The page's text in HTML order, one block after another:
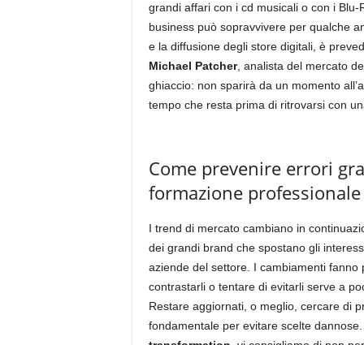
grandi affari con i cd musicali o con i
business può sopravvivere per qualche
e la diffusione degli store digitali, è
Michael Patcher, analista del mercato
ghiaccio: non sparirà da un momento
tempo che resta prima di ritrovarsi con
Come prevenire errori
formazione
I trend di mercato cambiano in
dei grandi brand che spostano gli
aziende del settore. I cambiamenti
contrastarli o tentare di evitarli serve a
Restare aggiornati, o meglio, cercare di
fondamentale per evitare scelte